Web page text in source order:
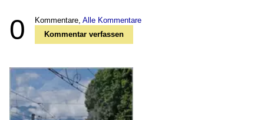
0 Kommentare, Alle Kommentare
Kommentar verfassen